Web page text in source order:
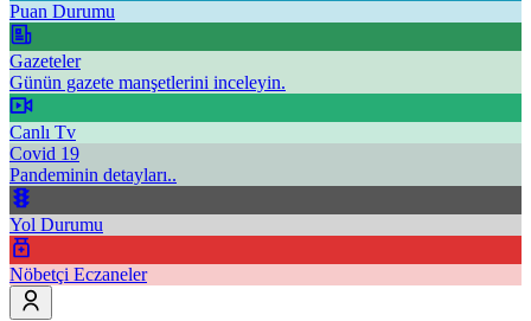
Puan Durumu
Gazeteler
Günün gazete manşetlerini inceleyin.
Canlı Tv
Covid 19
Pandeminin detayları..
Yol Durumu
Nöbetçi Eczaneler